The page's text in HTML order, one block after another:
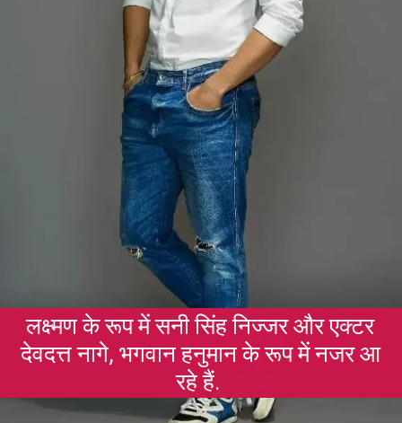
लक्ष्मण के रूप में सनी सिंह निज्जर और एक्टर
देवदत्त नागे, भगवान हनुमान के रूप में नजर आ
रहे हैं.